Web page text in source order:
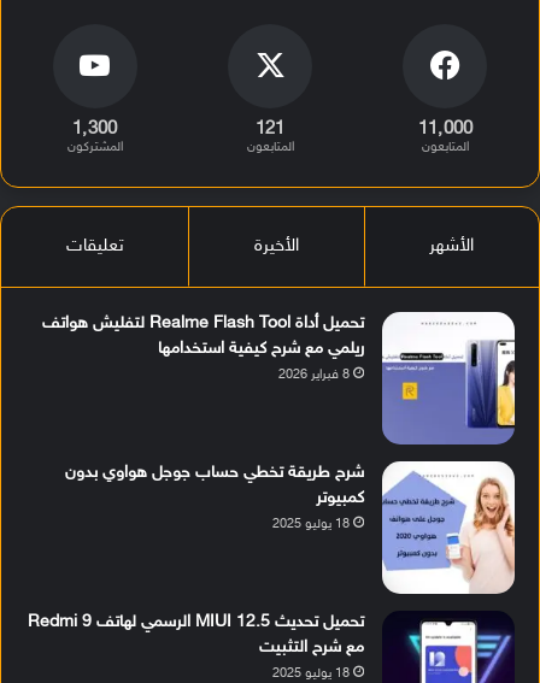
11٬000
المتابعون
121
المتابعون
1٬300
المشتركون
الأشهر الأخيرة تعليقات
تحميل أداة Realme Flash Tool لتفليش هواتف
ريلمي مع شرح كيفية استخدامها
8 فبراير 2026
شرح طريقة تخطي حساب جوجل هواوي بدون
كمبيوتر
18 يوليو 2025
تحميل تحديث MIUI 12.5 الرسمي لهاتف Redmi 9
مع شرح التثبيت
18 يوليو 2025